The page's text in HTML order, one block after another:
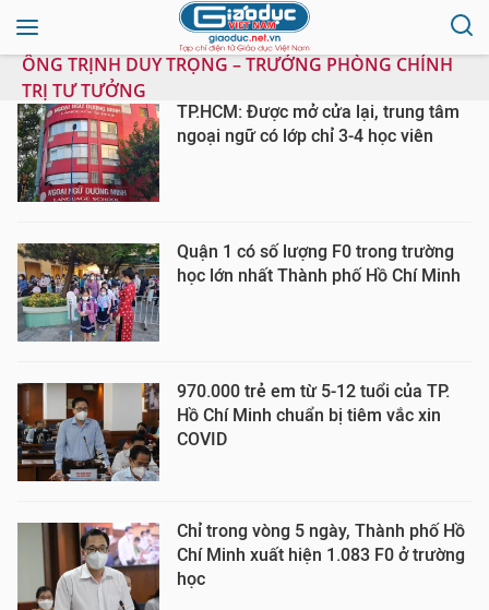
ÔNG TRỊNH DUY TRỌNG – TRƯỞNG PHÒNG CHÍNH
TRỊ TƯ TƯỞNG
TP.HCM: Được mở cửa lại, trung tâm
ngoại ngữ có lớp chỉ 3-4 học viên
Quận 1 có số lượng F0 trong trường
học lớn nhất Thành phố Hồ Chí Minh
970.000 trẻ em từ 5-12 tuổi của TP.
Hồ Chí Minh chuẩn bị tiêm vắc xin
COVID
Chỉ trong vòng 5 ngày, Thành phố Hồ
Chí Minh xuất hiện 1.083 F0 ở trường
học